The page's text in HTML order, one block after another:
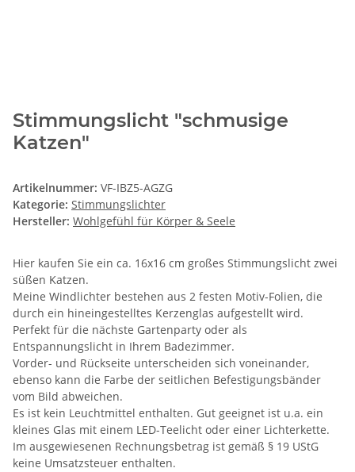
Stimmungslicht "schmusige
Katzen"
Artikelnummer: VF-IBZ5-AGZG
Kategorie: Stimmungslichter
Hersteller: Wohlgefühl für Körper & Seele
Hier kaufen Sie ein ca. 16x16 cm großes Stimmungslicht zwei
süßen Katzen.
Meine Windlichter bestehen aus 2 festen Motiv-Folien, die
durch ein hineingestelltes Kerzenglas aufgestellt wird.
Perfekt für die nächste Gartenparty oder als
Entspannungslicht in Ihrem Badezimmer.
Vorder- und Rückseite unterscheiden sich voneinander,
ebenso kann die Farbe der seitlichen Befestigungsbänder
vom Bild abweichen.
Es ist kein Leuchtmittel enthalten. Gut geeignet ist u.a. ein
kleines Glas mit einem LED-Teelicht oder einer Lichterkette.
Im ausgewiesenen Rechnungsbetrag ist gemäß § 19 UStG
keine Umsatzsteuer enthalten.